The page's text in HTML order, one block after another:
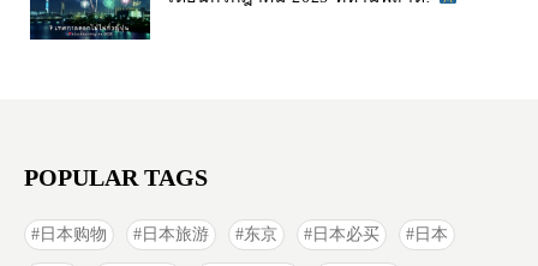
POPULAR TAGS
日本购物 日本旅游 东京 日本必买 日本